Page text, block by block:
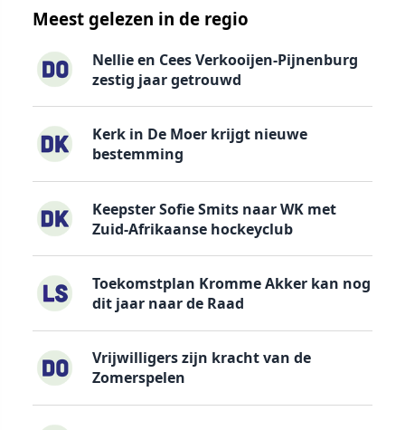
Meest gelezen in de regio
Nellie en Cees Verkooijen-Pijnenburg
zestig jaar getrouwd
Kerk in De Moer krijgt nieuwe
bestemming
Keepster Sofie Smits naar WK met
Zuid-Afrikaanse hockeyclub
Toekomstplan Kromme Akker kan nog
dit jaar naar de Raad
Vrijwilligers zijn kracht van de
Zomerspelen